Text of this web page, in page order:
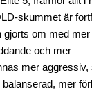
skummet är
gjorts om med
och mer
mer aggressiv,
mer